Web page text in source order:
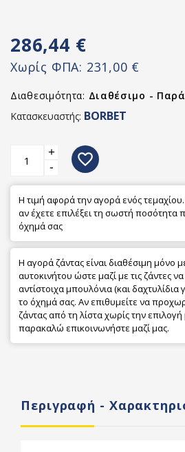
286,44 €
Χωρίς ΦΠΑ: 231,00 €
Διαθεσιμότητα: Διαθέσιμο -
Κατασκευαστής: BORBET
+
-
favorite_border
Η τιμή αφορά την αγορά ενός
αν έχετε επιλέξει τη σωστή ποσότητα
όχημά σας
Η αγορά ζάντας είναι διαθέσιμη μόνο
αυτοκινήτου ώστε μαζί με τις ζάντες
αντίστοιχα μπουλόνια (και δαχτυλίδια
το όχημά σας. Αν επιθυμείτε να
ζάντας από τη λίστα χωρίς την
παρακαλώ επικοινωνήστε μαζί μας.
Περιγραφή -